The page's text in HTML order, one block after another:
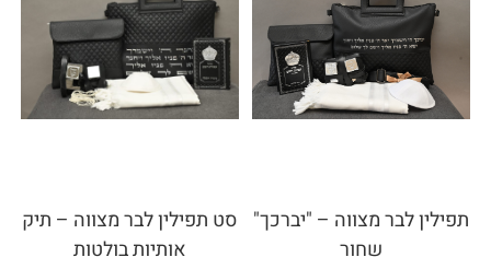
תפילין לבר מצווה – "יברכך"
שחור
סט תפילין לבר מצווה – תיק
אותיות בולטות